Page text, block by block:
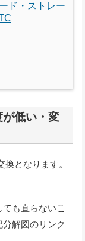
ド・ストレー
低い・変
となります。
も直らないこ
解図のリンク